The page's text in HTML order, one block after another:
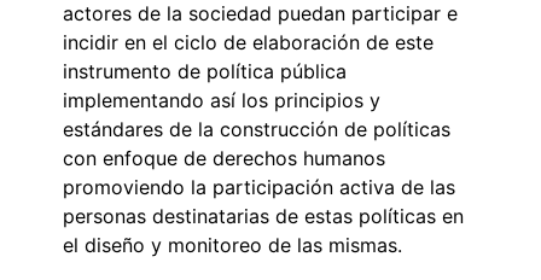
actores de la sociedad puedan participar e
incidir en el ciclo de elaboración de este
instrumento de política pública
implementando así los principios y
estándares de la construcción de políticas
con enfoque de derechos humanos
promoviendo la participación activa de las
personas destinatarias de estas políticas en
el diseño y monitoreo de las mismas.